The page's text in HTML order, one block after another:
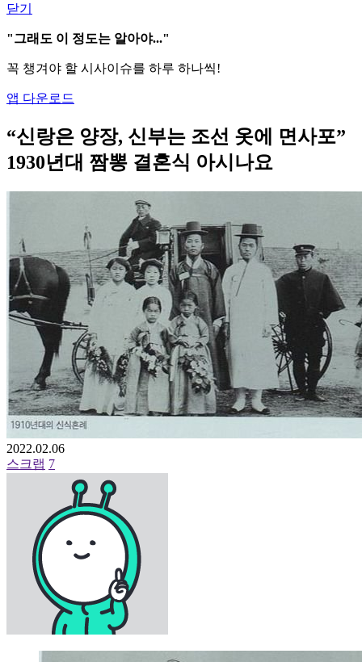
닫기
"그래도 이 정도는 알아야..."
꼭 챙겨야 할 시사이슈를 하루 하나씩!
앱 다운로드
“신랑은 양장, 신부는 조선 옷에 면사포”
1930년대 짬뽕 결혼식 아시나요
2022.02.06
스크랩 7